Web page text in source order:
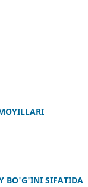
BO'G'INI SIFATIDA